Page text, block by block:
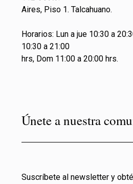
Aires, Piso 1. Talcahuano.
Horarios: Lun a jue 10:30 a
10:30 a 21:00
hrs, Dom 11:00 a 20:00 hrs.
Únete a nuestra
Suscríbete al newsletter y